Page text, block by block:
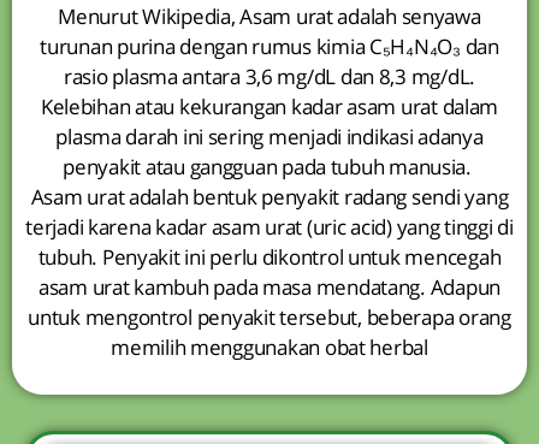
Menurut Wikipedia, Asam urat adalah senyawa
turunan purina dengan rumus kimia C₅H₄N₄O₃ dan
rasio plasma antara 3,6 mg/dL dan 8,3 mg/dL.
Kelebihan atau kekurangan kadar asam urat dalam
plasma darah ini sering menjadi indikasi adanya
penyakit atau gangguan pada tubuh manusia.
Asam urat adalah bentuk penyakit radang sendi yang
terjadi karena kadar asam urat (uric acid) yang tinggi di
tubuh. Penyakit ini perlu dikontrol untuk mencegah
asam urat kambuh pada masa mendatang. Adapun
untuk mengontrol penyakit tersebut, beberapa orang
memilih menggunakan obat herbal